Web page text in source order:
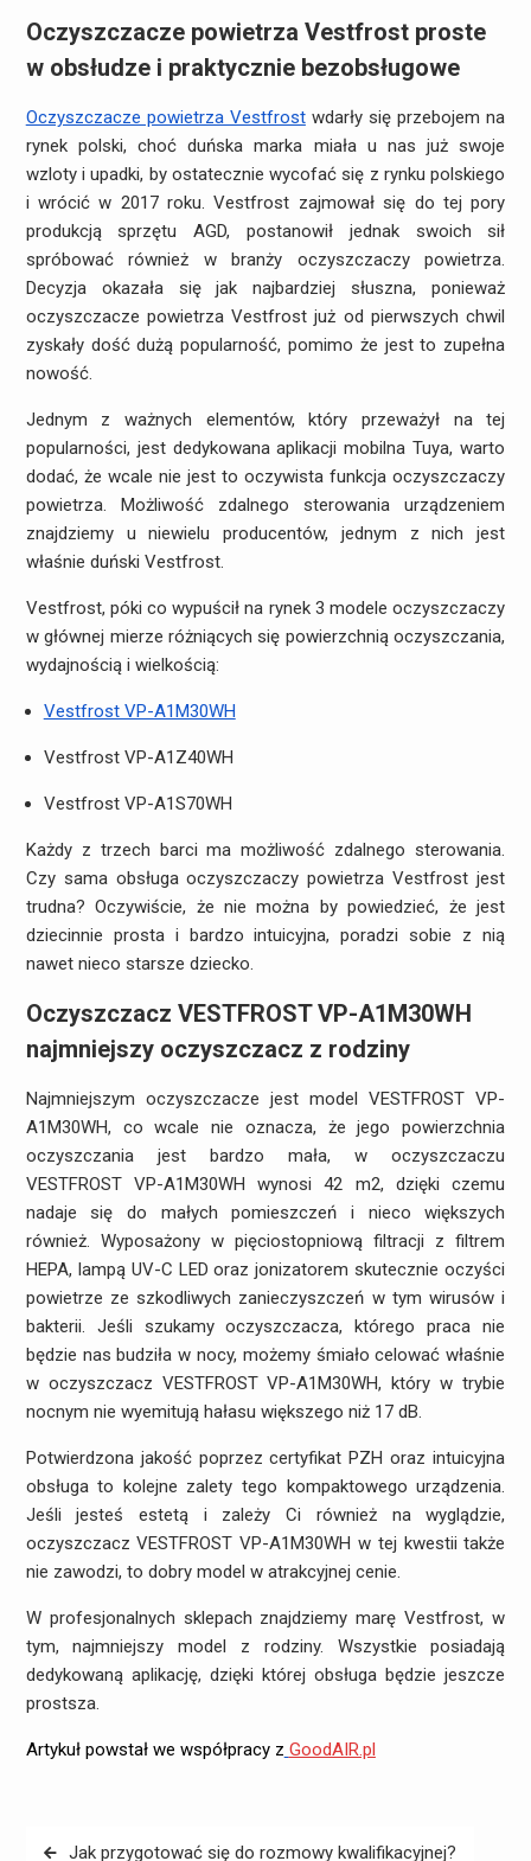
Oczyszczacze powietrza Vestfrost proste
w obsłudze i praktycznie bezobsługowe
Oczyszczacze powietrza Vestfrostwdarły się przebojem na
rynek polski, choć duńska marka miała u nas już swoje
wzloty i upadki, by ostatecznie wycofać się z rynku polskiego
i wrócić w 2017 roku. Vestfrost zajmował się do tej pory
produkcją sprzętu AGD, postanowił jednak swoich sił
spróbować również w branży oczyszczaczy powietrza.
Decyzja okazała się jak najbardziej słuszna, ponieważ
oczyszczacze powietrza Vestfrost już od pierwszych chwil
zyskały dość dużą popularność, pomimo że jest to zupełna
nowość.
Jednym z ważnych elementów, który przeważył na tej
popularności, jest dedykowana aplikacji mobilna Tuya, warto
dodać, że wcale nie jest to oczywista funkcja oczyszczaczy
powietrza. Możliwość zdalnego sterowania urządzeniem
znajdziemy u niewielu producentów, jednym z nich jest
właśnie duński Vestfrost.
Vestfrost, póki co wypuścił na rynek 3 modele oczyszczaczy
w głównej mierze różniących się powierzchnią oczyszczania,
wydajnością i wielkością:
Vestfrost VP-A1M30WH
Vestfrost VP-A1Z40WH
Vestfrost VP-A1S70WH
Każdy z trzech barci ma możliwość zdalnego sterowania.
Czy sama obsługa oczyszczaczy powietrza Vestfrost jest
trudna? Oczywiście, że nie można by powiedzieć, że jest
dziecinnie prosta i bardzo intuicyjna, poradzi sobie z nią
nawet nieco starsze dziecko.
Oczyszczacz VESTFROST VP-A1M30WH
najmniejszy oczyszczacz z rodziny
Najmniejszym oczyszczacze jest model VESTFROST VP-
A1M30WH, co wcale nie oznacza, że jego powierzchnia
oczyszczania jest bardzo mała, w oczyszczaczu
VESTFROST VP-A1M30WH wynosi 42 m2, dzięki czemu
nadaje się do małych pomieszczeń i nieco większych
również. Wyposażony w pięciostopniową filtracji z filtrem
HEPA, lampą UV-C LED oraz jonizatorem skutecznie oczyści
powietrze ze szkodliwych zanieczyszczeń w tym wirusów i
bakterii. Jeśli szukamy oczyszczacza, którego praca nie
będzie nas budziła w nocy, możemy śmiało celować właśnie
w oczyszczacz VESTFROST VP-A1M30WH, który w trybie
nocnym nie wyemitują hałasu większego niż 17 dB.
Potwierdzona jakość poprzez certyfikat PZH oraz intuicyjna
obsługa to kolejne zalety tego kompaktowego urządzenia.
Jeśli jesteś estetą i zależy Ci również na wyglądzie,
oczyszczacz VESTFROST VP-A1M30WH w tej kwestii także
nie zawodzi, to dobry model w atrakcyjnej cenie.
W profesjonalnych sklepach znajdziemy marę Vestfrost, w
tym, najmniejszy model z rodziny. Wszystkie posiadają
dedykowaną aplikację, dzięki której obsługa będzie jeszcze
prostsza.
Artykuł powstał we współpracy z GoodAIR.pl
Nawigacja
Jak przygotować się do rozmowy kwalifikacyjnej?